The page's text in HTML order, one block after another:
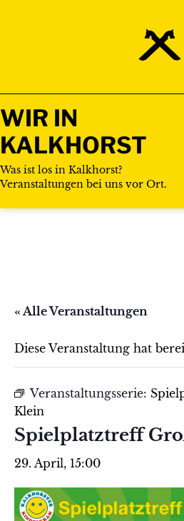
WIR IN
KALKHORST
Was ist los in Kalkhorst?
Veranstaltungen bei uns vor Ort.
« Alle Veranstaltungen
Diese Veranstaltung hat
Veranstaltungsserie:
Klein
Spielplatztreff
29. April, 15:00